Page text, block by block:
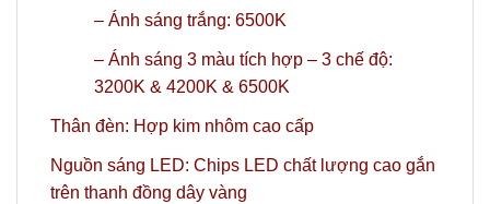
– Ánh sáng trắng: 6500K
– Ánh sáng 3 màu tích hợp – 3 chế độ:
3200K & 4200K & 6500K
Thân đèn: Hợp kim nhôm cao cấp
Nguồn sáng LED: Chips LED chất lượng cao gắn
trên thanh đồng dây vàng